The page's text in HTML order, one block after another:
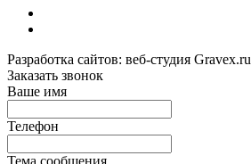
Разработка сайтов: веб-студия Gravex.ru
Заказать звонок
Ваше имя
Телефон
Тема сообщения